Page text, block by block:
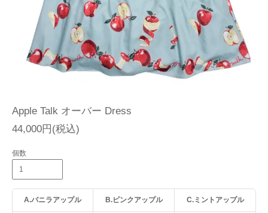
Apple Talk オーバー Dress
44,000円(税込)
個数
A.バニラアップル B.ピンクアップル C.ミントアップル